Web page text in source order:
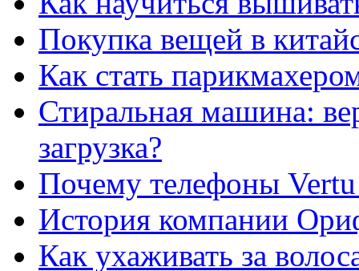
Покупка вещей в
Как стать
Стиральная машина:
загрузка?
Почему телефоны Vertu
История компании
Как ухаживать за